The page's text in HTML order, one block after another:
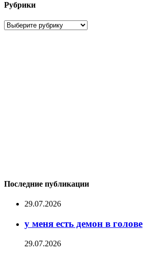
Рубрики
Рубрики
Последние публикации
29.07.2026
у меня есть демон в голове
29.07.2026